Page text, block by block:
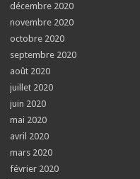
décembre 2020
novembre 2020
octobre 2020
septembre 2020
août 2020
juillet 2020
juin 2020
mai 2020
avril 2020
mars 2020
février 2020